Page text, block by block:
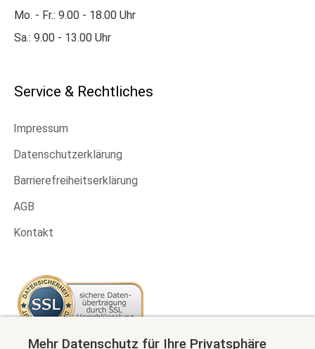
Mo. - Fr.: 9.00 - 18.00 Uhr
Sa.: 9.00 - 13.00 Uhr
Service & Rechtliches
Impressum
Datenschutzerklärung
Barrierefreiheitserklärung
AGB
Kontakt
Mehr Datenschutz für Ihre Privatsphäre